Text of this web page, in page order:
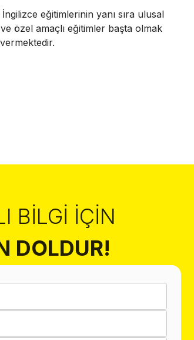
eğitimlerinin yanı sıra ulusal
özel amaçlı eğitimler başta olmak
BILGI İÇIN
DOLDUR!